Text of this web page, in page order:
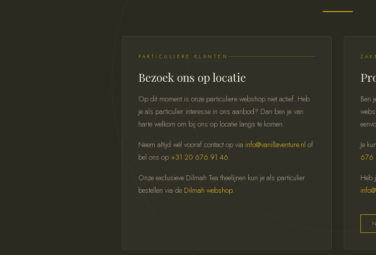
PARTICULIERE KLANTEN
Bezoek ons op locatie
Op dit moment is onze particuliere webshop niet actief. Heb
je als particulier interesse in ons aanbod? Dan ben je van
harte welkom om bij ons op locatie langs te komen.
Neem altijd wél vooraf contact op via info@vanillaventure.nl of
bel ons op +31 20 676 91 46.
Onze exclusieve Dilmah Tea theelijnen kun je als particulier
bestellen via de Dilmah webshop.
Ben
Je
676
Heb